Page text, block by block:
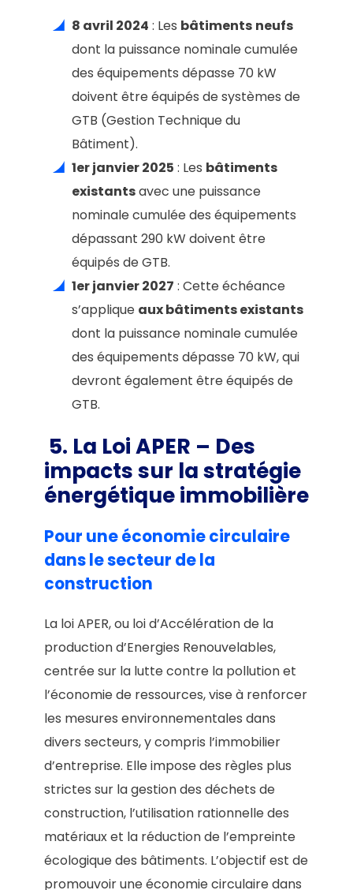
8 avril 2024 : Les bâtiments neufs
dont la puissance nominale cumulée
des équipements dépasse 70 kW
doivent être équipés de systèmes de
GTB (Gestion Technique du
Bâtiment).
1er janvier 2025 : Les bâtiments
existantsavec une puissance
nominale cumulée des équipements
dépassant 290 kW doivent être
équipés de GTB.
1er janvier 2027 : Cette échéance
s’applique aux bâtiments existants
dont la puissance nominale cumulée
des équipements dépasse 70 kW, qui
devront également être équipés de
GTB.
5. La Loi APER – Des
impacts sur la stratégie
énergétique immobilière
Pour une économie circulaire
dans le secteur de la
construction
La loi APER, ou loi d’Accélération de la
production d’Energies Renouvelables,
centrée sur la lutte contre la pollution et
l’économie de ressources, vise à renforcer
les mesures environnementales dans
divers secteurs, y compris l’immobilier
d’entreprise. Elle impose des règles plus
strictes sur la gestion des déchets de
construction, l’utilisation rationnelle des
matériaux et la réduction de l’empreinte
écologique des bâtiments. L’objectif est de
promouvoir une économie circulaire dans